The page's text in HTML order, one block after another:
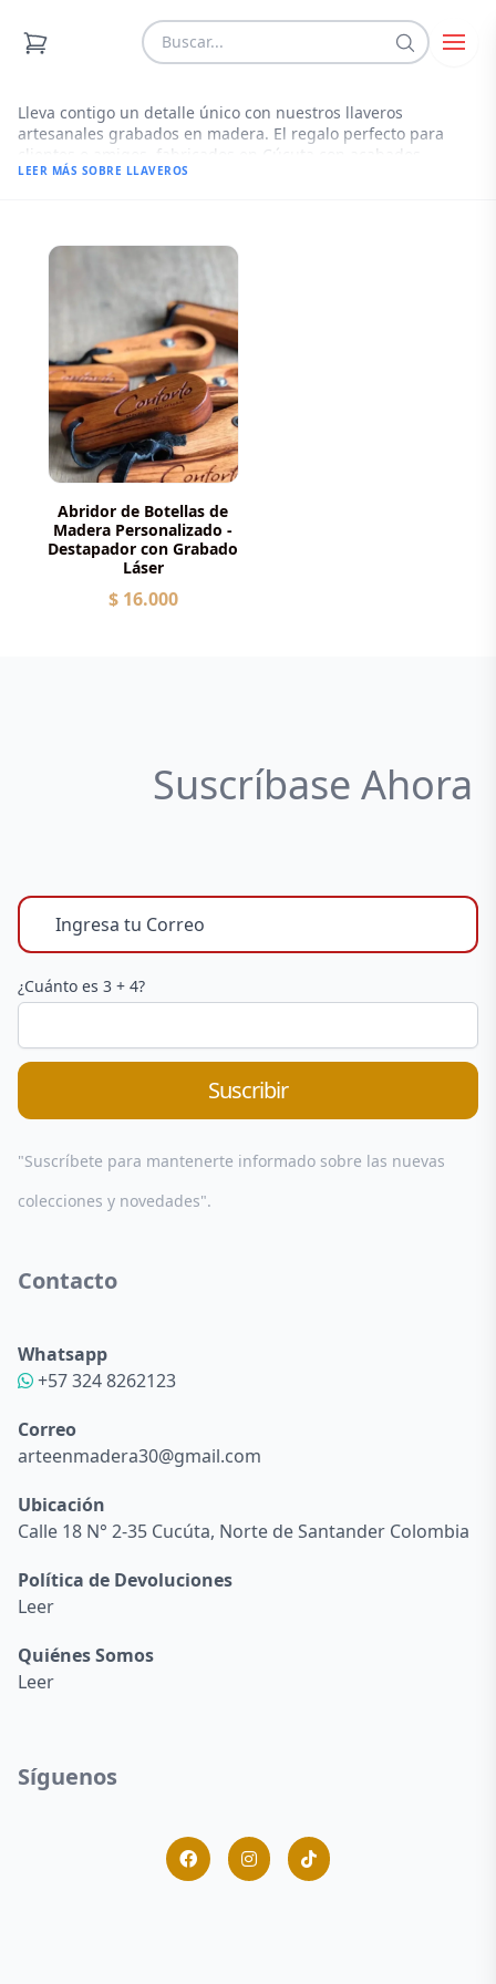
Llaveros
Lleva contigo un detalle único con nuestros llaveros
artesanales grabados en madera. El regalo perfecto para
clientes o amigos, fabricados en Cúcuta con acabados
detallados que resaltan tu marca o estilo.
Abridor de Botellas de
Madera Personalizado -
Destapador con Grabado
Láser
$ 16.000
Suscríbase Ahora
¿Cuánto es 3 + 4?
Suscribir
"Suscríbete para mantenerte informado sobre las nuevas
colecciones y novedades".
Contacto
Whatsapp
+57 324 8262123
Correo
arteenmadera30@gmail.com
Ubicación
Calle 18 N° 2-35 Cucúta, Norte de Santander Colombia
Política de Devoluciones
Leer
Quiénes Somos
Leer
Síguenos